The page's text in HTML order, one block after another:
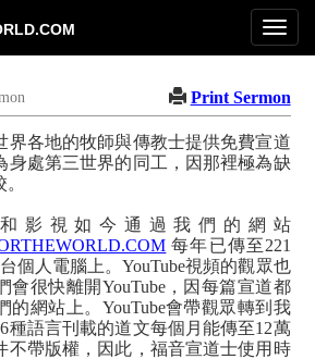
Print Sermon
界各地的牧師與傳教士提供免費宣道
身處第三世界的同工，因那裡極為缺
影視如今通過我們的網站
每年已傳至221
個人電腦上。YouTube視頻的觀眾也
會很快離開YouTube，因每篇宣道都
的網站上。YouTube會帶觀眾轉到我
種語言刊載的道文每個月能傳至12萬
不帶版權，因此，福音宣道士使用時